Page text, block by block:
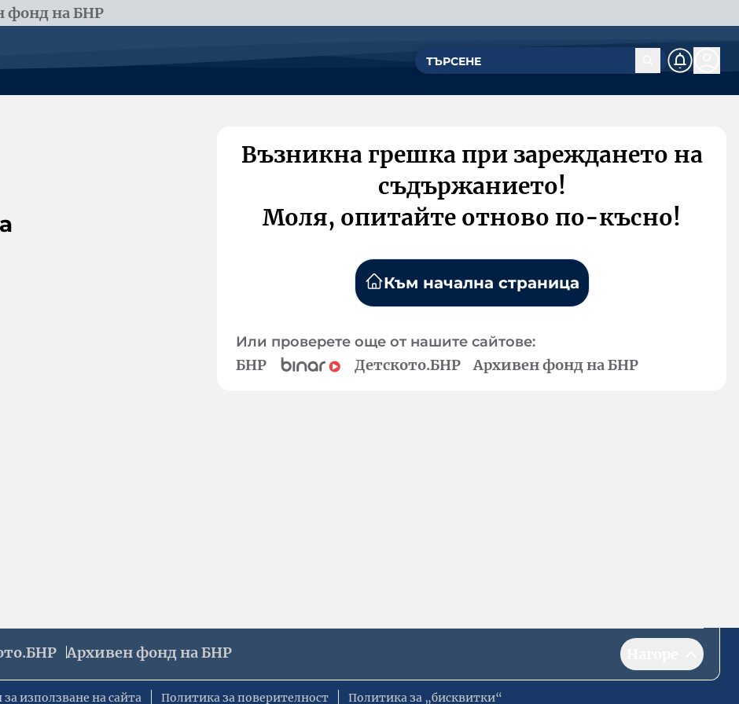
фонд на БНР
Възникна грешка при зареждането на
съдържанието!
Моля, опитайте отново по-късно!
Към начална страница
Или проверете още от нашите сайтове:
БНР Детското.БНР Архивен фонд на БНР
Архивен фонд на БНР
използване на сайта Политика за поверителност Политика за „бисквитки“